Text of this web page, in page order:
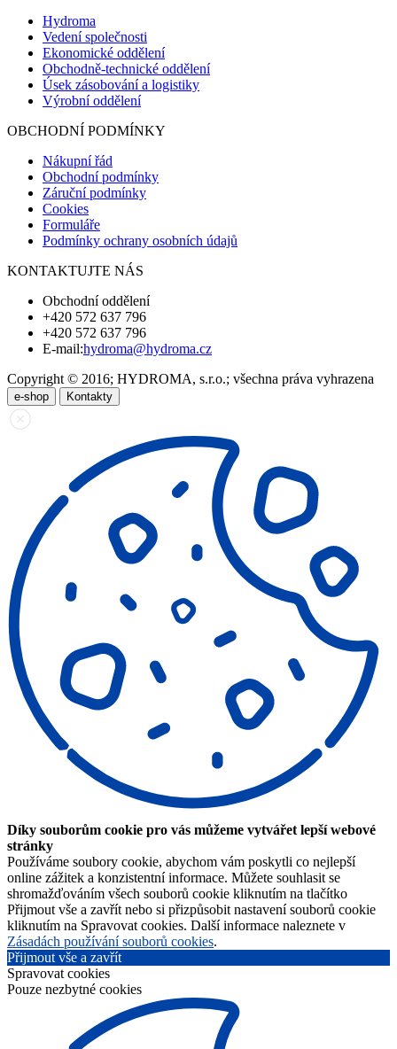
Hydroma
Vedení společnosti
Ekonomické oddělení
Obchodně-technické oddělení
Úsek zásobování a logistiky
Výrobní oddělení
OBCHODNÍ PODMÍNKY
Nákupní řád
Obchodní podmínky
Záruční podmínky
Cookies
Formuláře
Podmínky ochrany osobních údajů
KONTAKTUJTE NÁS
Obchodní oddělení
+420 572 637 796
+420 572 637 796
E-mail:hydroma@hydroma.cz
Copyright © 2016; HYDROMA, s.r.o.; všechna práva vyhrazena
e-shop Kontakty
Díky souborům cookie pro vás můžeme vytvářet lepší webové
stránky
Používáme soubory cookie, abychom vám poskytli co nejlepší
online zážitek a konzistentní informace. Můžete souhlasit se
shromažďováním všech souborů cookie kliknutím na tlačítko
Přijmout vše a zavřít nebo si přizpůsobit nastavení souborů cookie
kliknutím na Spravovat cookies. Další informace naleznete v
Zásadách používání souborů cookies.
Přijmout vše a zavřít
Spravovat cookies
Pouze nezbytné cookies